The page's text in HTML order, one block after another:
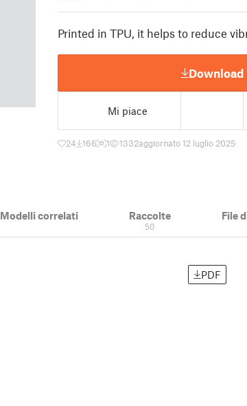
Printed in TPU, it helps to reduce
Download
Mi piace
24 166 1 1332aggiornato 12 luglio 2025
Modelli correlati Raccolte
50
File
PDF